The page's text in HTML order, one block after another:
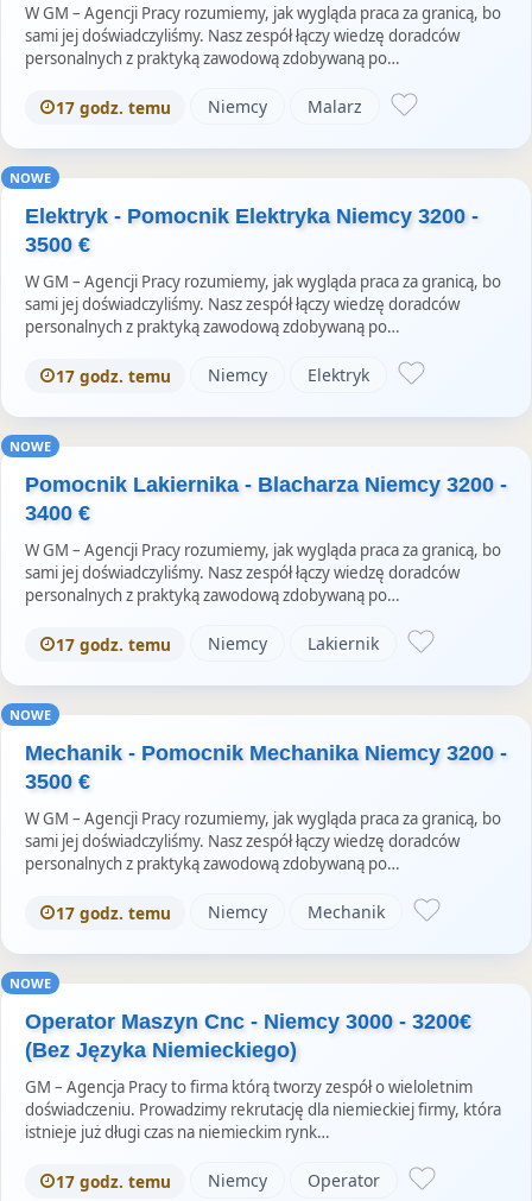
W GM – Agencji Pracy rozumiemy, jak wygląda praca za granicą, bo
sami jej doświadczyliśmy. Nasz zespół łączy wiedzę doradców
personalnych z praktyką zawodową zdobywaną po…
17 godz. temu Niemcy Malarz
NOWE
Elektryk - Pomocnik Elektryka Niemcy 3200 -
3500 €
W GM – Agencji Pracy rozumiemy, jak wygląda praca za granicą, bo
sami jej doświadczyliśmy. Nasz zespół łączy wiedzę doradców
personalnych z praktyką zawodową zdobywaną po…
17 godz. temu Niemcy Elektryk
NOWE
Pomocnik Lakiernika - Blacharza Niemcy 3200 -
3400 €
W GM – Agencji Pracy rozumiemy, jak wygląda praca za granicą, bo
sami jej doświadczyliśmy. Nasz zespół łączy wiedzę doradców
personalnych z praktyką zawodową zdobywaną po…
17 godz. temu Niemcy Lakiernik
NOWE
Mechanik - Pomocnik Mechanika Niemcy 3200 -
3500 €
W GM – Agencji Pracy rozumiemy, jak wygląda praca za granicą, bo
sami jej doświadczyliśmy. Nasz zespół łączy wiedzę doradców
personalnych z praktyką zawodową zdobywaną po…
17 godz. temu Niemcy Mechanik
NOWE
Operator Maszyn Cnc - Niemcy 3000 - 3200€
(Bez Języka Niemieckiego)
GM – Agencja Pracy to firma którą tworzy zespół o wieloletnim
doświadczeniu. Prowadzimy rekrutację dla niemieckiej firmy, która
istnieje już długi czas na niemieckim rynk…
17 godz. temu Niemcy Operator